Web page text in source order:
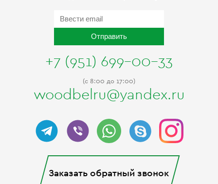
Отправить
+7 (951) 699-00-33
(c 8:00 до 17:00)
woodbelru@yandex.ru
Заказать обратный звонок